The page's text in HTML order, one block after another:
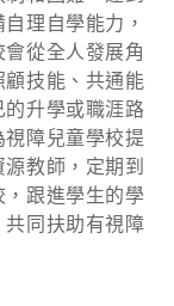
理自學能力，
從全人發展角
技能、共通能
升學或職涯路
障兒童學校提
教師，定期到
跟進學生的學
同扶助有視障